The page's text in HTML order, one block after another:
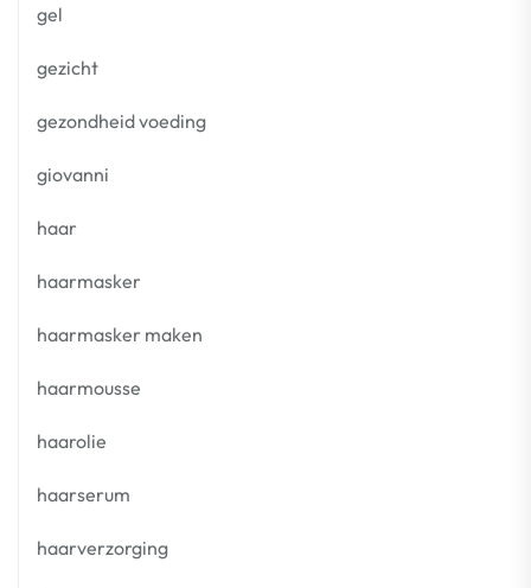
gel
gezicht
gezondheid voeding
giovanni
haar
haarmasker
haarmasker maken
haarmousse
haarolie
haarserum
haarverzorging